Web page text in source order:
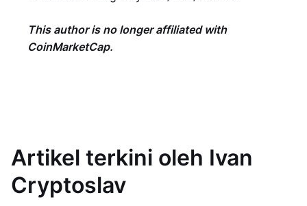
This author is no longer affiliated with
CoinMarketCap.
Artikel terkini oleh Ivan
Cryptoslav